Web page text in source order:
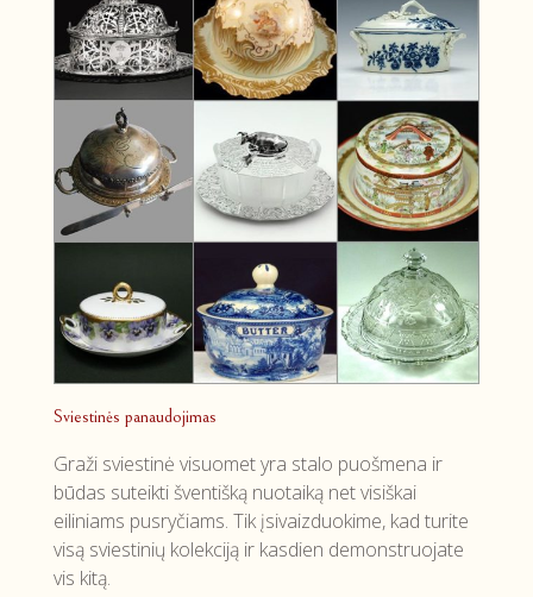
Sviestinės panaudojimas
Graži sviestinė visuomet yra stalo puošmena ir
būdas suteikti šventišką nuotaiką net visiškai
eiliniams pusryčiams. Tik įsivaizduokime, kad turite
visą sviestinių kolekciją ir kasdien demonstruojate
vis kitą.